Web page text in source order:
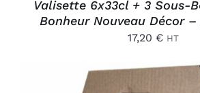
Valisette 6x33cl + 3 Sous-
Bonheur Nouveau Décor
17,20 € HT